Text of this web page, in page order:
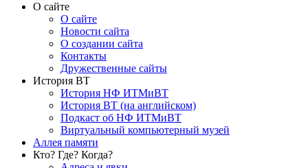
О сайте
О сайте
Новости сайта
О создании сайта
Контакты
Дружественные сайты
История ВТ
История НФ ИТМиВТ
История ВТ (на английском)
Подкаст об НФ ИТМиВТ
Виртуальный компьютерный музей
Аллея памяти
Кто? Где? Когда?